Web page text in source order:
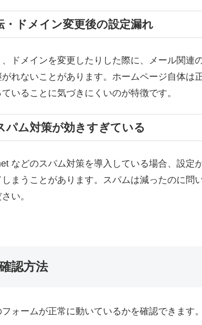
・ドメイン変更後の設定漏れ
ドメインを変更したりした際に、メール関連
れないことがあります。ホームページ自体は
いることに気づきにくいのが特徴です。
パム対策が効きすぎている
などのスパム対策を導入している場合、設定
まうことがあります。スパムは減ったのに問
い。
認方法
ォームが正常に動いているかを確認できます。